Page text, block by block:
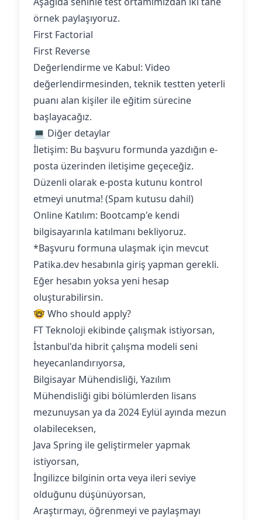
örnek paylaşıyoruz.
First Factorial
First Reverse
Değerlendirme ve Kabul: Video
değerlendirmesinden, teknik testten yeterli
puanı alan kişiler ile eğitim sürecine
başlayacağız.
💻 Diğer detaylar
İletişim: Bu başvuru formunda yazdığın e-
posta üzerinden iletişime geçeceğiz.
Düzenli olarak e-posta kutunu kontrol
etmeyi unutma! (Spam kutusu dahil)
Online Katılım: Bootcamp'e kendi
bilgisayarınla katılmanı bekliyoruz.‍
*Başvuru formuna ulaşmak için mevcut
Patika.dev hesabınla giriş yapman gerekli.
Eğer hesabın yoksa yeni hesap
oluşturabilirsin.
🤓 Who should apply?
FT Teknoloji ekibinde çalışmak istiyorsan,
İstanbul'da hibrit çalışma modeli seni
heyecanlandırıyorsa,
Bilgisayar Mühendisliği, Yazılım
Mühendisliği gibi bölümlerden lisans
mezunuysan ya da 2024 Eylül ayında mezun
olabileceksen,
Java Spring ile geliştirmeler yapmak
istiyorsan,
İngilizce bilginin orta veya ileri seviye
olduğunu düşünüyorsan,
Araştırmayı, öğrenmeyi ve paylaşmayı